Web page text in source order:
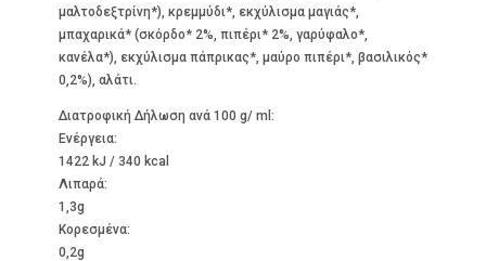
μαλτοδεξτρίνη*), κρεμμύδι*, εκχύλισμα μαγιάς*,
μπαχαρικά* (σκόρδο* 2%, πιπέρι* 2%, γαρύφαλο*,
κανέλα*), εκχύλισμα πάπρικας*, μαύρο πιπέρι*, βασιλικός*
0,2%), αλάτι.
Διατροφική Δήλωση ανά 100 g/ ml:
Ενέργεια:
1422 kJ / 340 kcal
Λιπαρά:
1,3g
Kορεσμένα:
0,2g